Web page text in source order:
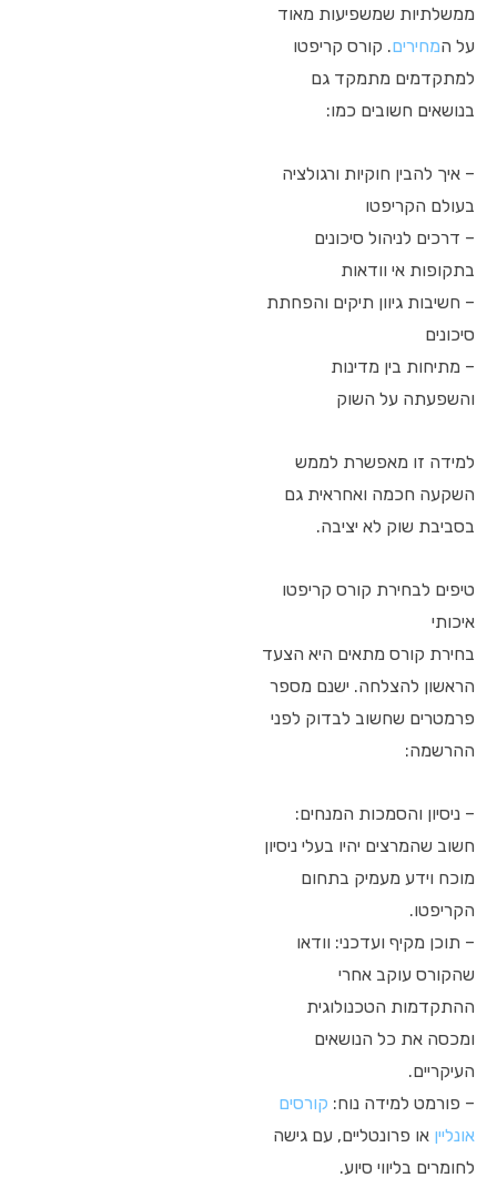
ממשלתיות שמשפיעות מאוד
על המחירים. קורס קריפטו
למתקדמים מתמקד גם
בנושאים חשובים כמו:
– איך להבין חוקיות ורגולציה
בעולם הקריפטו
– דרכים לניהול סיכונים
בתקופות אי וודאות
– חשיבות גיוון תיקים והפחתת
סיכונים
– מתיחות בין מדינות
והשפעתה על השוק
למידה זו מאפשרת לממש
השקעה חכמה ואחראית גם
בסביבת שוק לא יציבה.
טיפים לבחירת קורס קריפטו
איכותי
בחירת קורס מתאים היא הצעד
הראשון להצלחה. ישנם מספר
פרמטרים שחשוב לבדוק לפני
ההרשמה:
– ניסיון והסמכות המנחים:
חשוב שהמרצים יהיו בעלי ניסיון
מוכח וידע מעמיק בתחום
הקריפטו.
– תוכן מקיף ועדכני: וודאו
שהקורס עוקב אחרי
ההתקדמות הטכנולוגית
ומכסה את כל הנושאים
העיקריים.
– פורמט למידה נוח: קורסים
אונליין או פרונטליים, עם גישה
לחומרים בליווי סיוע.